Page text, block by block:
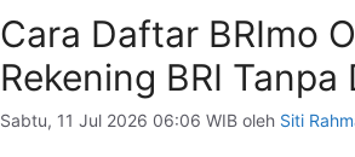
Cara Daftar BRImo
Rekening BRI
Sabtu, 11 Jul 2026 06:06 WIB oleh Siti